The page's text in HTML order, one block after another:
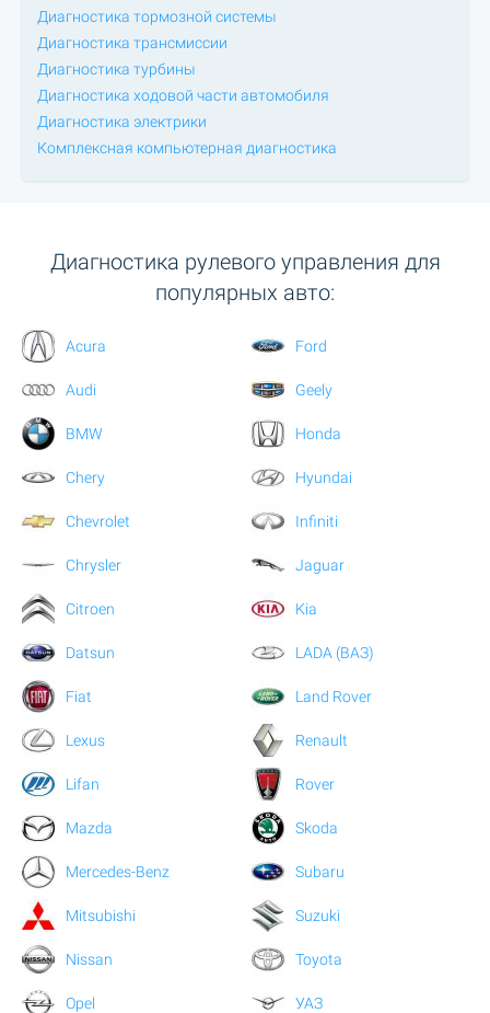
Диагностика тормозной системы
Диагностика трансмиссии
Диагностика турбины
Диагностика ходовой части автомобиля
Диагностика электрики
Комплексная компьютерная диагностика
Диагностика рулевого управления для
популярных авто:
Acura
Audi
BMW
Chery
Chevrolet
Chrysler
Citroen
Datsun
Fiat
Ford
Geely
Honda
Hyundai
Infiniti
Jaguar
Kia
LADA (ВАЗ)
Land Rover
Lexus
Lifan
Mazda
Mercedes-Benz
Mitsubishi
Nissan
Opel
Renault
Rover
Skoda
Subaru
Suzuki
Toyota
УАЗ